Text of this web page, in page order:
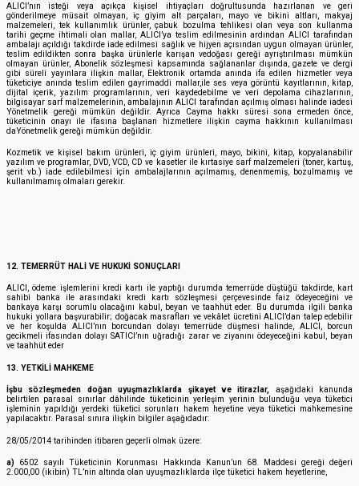
ALICI’nın isteği veya açıkça kişisel ihtiyaçları doğrultusunda hazırlanan ve geri
gönderilmeye müsait olmayan, iç giyim alt parçaları, mayo ve bikini altları, makyaj
malzemeleri, tek kullanımlık ürünler, çabuk bozulma tehlikesi olan veya son kullanma
tarihi geçme ihtimali olan mallar, ALICI’ya teslim edilmesinin ardından ALICI tarafından
ambalajı açıldığı takdirde iade edilmesi sağlık ve hijyen açısından uygun olmayan ürünler,
teslim edildikten sonra başka ürünlerle karışan vedoğası gereği ayrıştırılması mümkün
olmayan ürünler, Abonelik sözleşmesi kapsamında sağlananlar dışında, gazete ve dergi
gibi süreli yayınlara ilişkin mallar, Elektronik ortamda anında ifa edilen hizmetler veya
tüketiciye anında teslim edilen gayrimaddi mallar,ile ses veya görüntü kayıtlarının, kitap,
dijital içerik, yazılım programlarının, veri kaydedebilme ve veri depolama cihazlarının,
bilgisayar sarf malzemelerinin, ambalajının ALICI tarafından açılmış olması halinde iadesi
Yönetmelik gereği mümkün değildir. Ayrıca Cayma hakkı süresi sona ermeden önce,
tüketicinin onayı ile ifasına başlanan hizmetlere ilişkin cayma hakkının kullanılması
daYönetmelik gereği mümkün değildir.
Kozmetik ve kişisel bakım ürünleri, iç giyim ürünleri, mayo, bikini, kitap, kopyalanabilir
yazılım ve programlar, DVD, VCD, CD ve kasetler ile kırtasiye sarf malzemeleri (toner, kartuş,
şerit vb.) iade edilebilmesi için ambalajlarının açılmamış, denenmemiş, bozulmamış ve
kullanılmamış olmaları gerekir.
12. TEMERRÜT HALİ VE HUKUKİ SONUÇLARI
ALICI, ödeme işlemlerini kredi kartı ile yaptığı durumda temerrüde düştüğü takdirde, kart
sahibi banka ile arasındaki kredi kartı sözleşmesi çerçevesinde faiz ödeyeceğini ve
bankaya karşı sorumlu olacağını kabul, beyan ve taahhüt eder. Bu durumda ilgili banka
hukuki yollara başvurabilir; doğacak masrafları ve vekâlet ücretini ALICI’dan talep edebilir
ve her koşulda ALICI’nın borcundan dolayı temerrüde düşmesi halinde, ALICI, borcun
gecikmeli ifasından dolayı SATICI’nın uğradığı zarar ve ziyanını ödeyeceğini kabul, beyan
ve taahhüt eder
13. YETKİLİ MAHKEME
İşbu sözleşmeden doğan uyuşmazlıklarda şikayet ve itirazlar,
aşağıdaki kanunda
belirtilen parasal sınırlar dâhilinde tüketicinin yerleşim yerinin bulunduğu veya tüketici
işleminin yapıldığı yerdeki tüketici sorunları hakem heyetine veya tüketici mahkemesine
yapılacaktır. Parasal sınıra ilişkin bilgiler aşağıdadır:
28/05/2014 tarihinden itibaren geçerli olmak üzere:
a) 6502 sayılı Tüketicinin Korunması Hakkında Kanun’un 68. Maddesi gereği değeri
2.000,00 (ikibin) TL’nin altında olan uyuşmazlıklarda ilçe tüketici hakem heyetlerine,